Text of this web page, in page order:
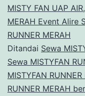
MISTY FAN UAP AIR,
MERAH Event Alire
RUNNER MERAH
Ditandai Sewa
Sewa MISTYFAN
MISTYFAN
RUNNER MERAH